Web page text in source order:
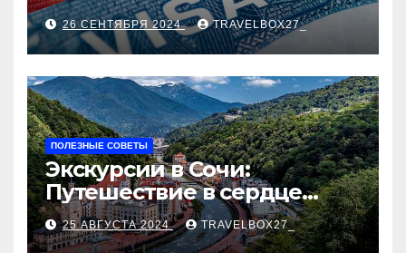
Пошаговое руководство
26 СЕНТЯБРЯ 2024 TRAVELBOX27_
ПОЛЕЗНЫЕ СОВЕТЫ
Экскурсии в Сочи:
Путешествие в сердце
Черноморского курорта
25 АВГУСТА 2024 TRAVELBOX27_